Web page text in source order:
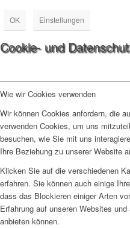
OK Einstellungen
Cookie- und
Wie wir Cookies verwenden
Wir können Cookies anfordern, die
verwenden Cookies, um uns
besuchen, wie Sie mit uns
Ihre Beziehung zu unserer Website
Klicken Sie auf die verschiedenen
erfahren. Sie können auch einige
dass das Blockieren einiger Arten
Erfahrung auf unseren Websites
anbieten können.